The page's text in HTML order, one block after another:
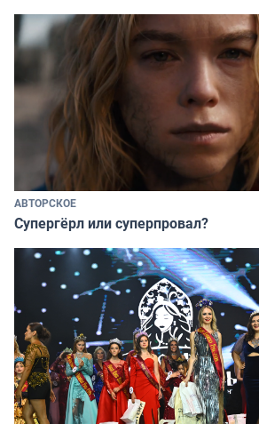
АВТОРСКОЕ
Супергёрл или суперпровал?